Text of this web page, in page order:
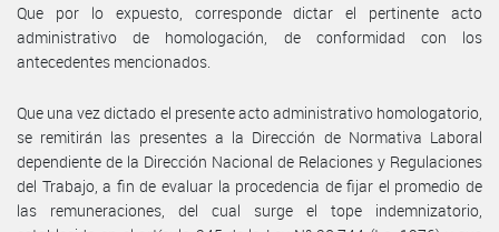
Que por lo expuesto, corresponde dictar el pertinente acto
administrativo de homologación, de conformidad con los
antecedentes mencionados.
Que una vez dictado el presente acto administrativo homologatorio,
se remitirán las presentes a la Dirección de Normativa Laboral
dependiente de la Dirección Nacional de Relaciones y Regulaciones
del Trabajo, a fin de evaluar la procedencia de fijar el promedio de
las remuneraciones, del cual surge el tope indemnizatorio,